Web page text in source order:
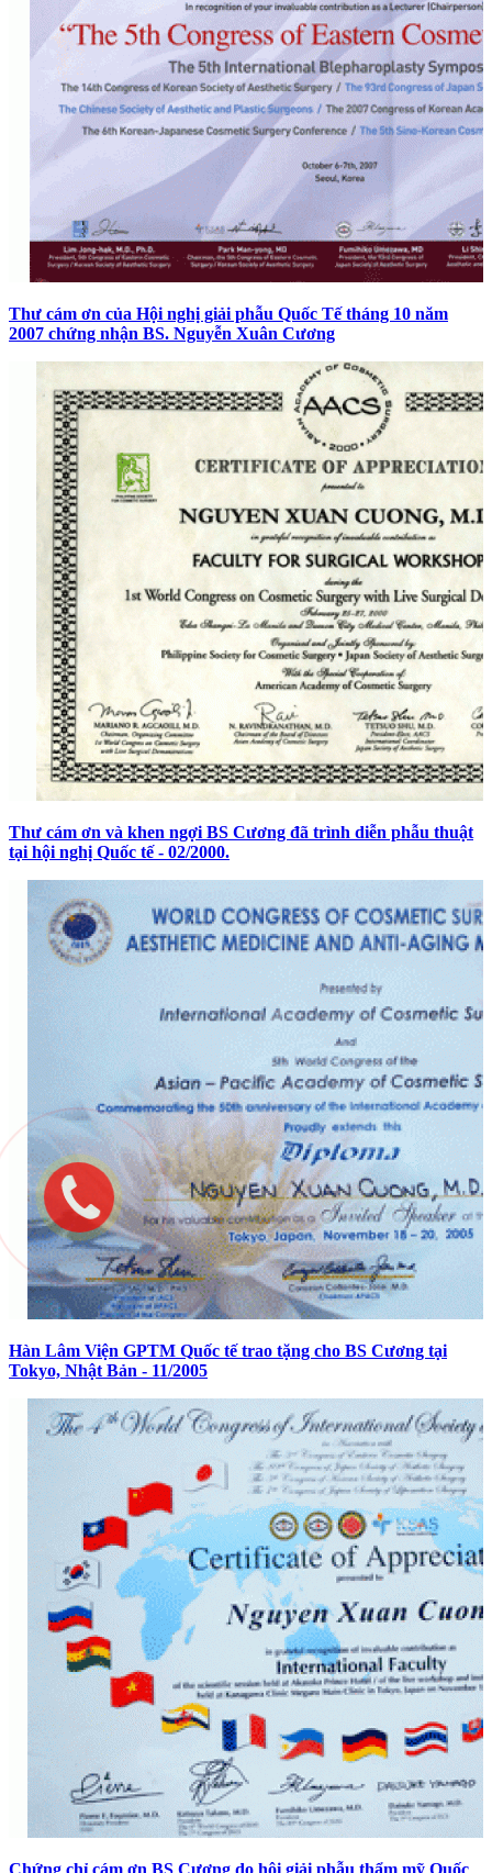
Thư cám ơn của Hội nghị giải phẫu Quốc Tế tháng 10 năm
2007 chứng nhận BS. Nguyễn Xuân Cương
Thư cám ơn và khen ngợi BS Cương đã trình diễn phẫu thuật
tại hội nghị Quốc tế - 02/2000.
Hàn Lâm Viện GPTM Quốc tế trao tặng cho BS Cương tại
Tokyo, Nhật Bản - 11/2005
Chứng chỉ cám ơn BS Cương do hội giải phẫu thẩm mỹ Quốc